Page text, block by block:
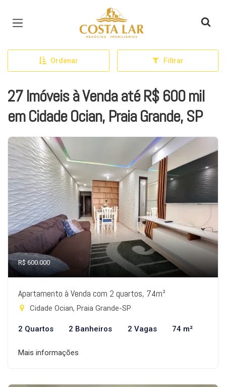
Página inicial
Ordenar Filtrar
27 Imóveis à Venda até R$ 600 mil
em Cidade Ocian, Praia Grande, SP
R$ 600.000
Apartamento à Venda com 2 quartos, 74m²
Cidade Ocian, Praia Grande-SP
2 Quartos 2 Banheiros 2 Vagas 74 m²
Mais informações